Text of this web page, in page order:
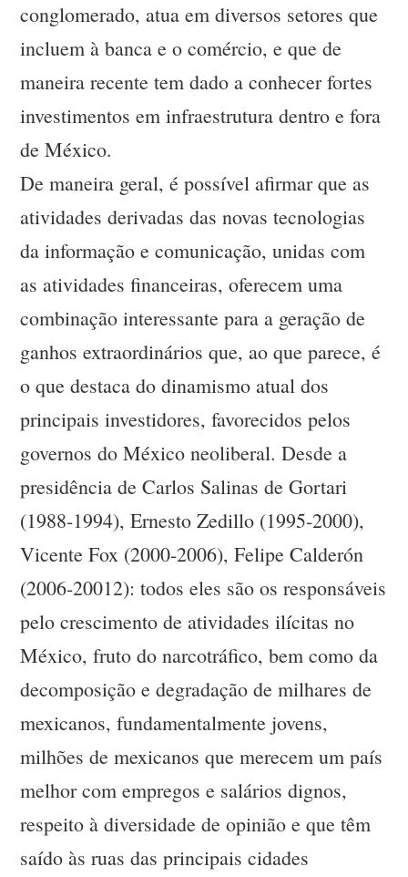
conglomerado, atua em diversos setores que
incluem à banca e o comércio, e que de
maneira recente tem dado a conhecer fortes
investimentos em infraestrutura dentro e fora
de México.
De maneira geral, é possível afirmar que as
atividades derivadas das novas tecnologias
da informação e comunicação, unidas com
as atividades financeiras, oferecem uma
combinação interessante para a geração de
ganhos extraordinários que, ao que parece, é
o que destaca do dinamismo atual dos
principais investidores, favorecidos pelos
governos do México neoliberal. Desde a
presidência de Carlos Salinas de Gortari
(1988-1994), Ernesto Zedillo (1995-2000),
Vicente Fox (2000-2006), Felipe Calderón
(2006-20012): todos eles são os responsáveis
pelo crescimento de atividades ilícitas no
México, fruto do narcotráfico, bem como da
decomposição e degradação de milhares de
mexicanos, fundamentalmente jovens,
milhões de mexicanos que merecem um país
melhor com empregos e salários dignos,
respeito à diversidade de opinião e que têm
saído às ruas das principais cidades